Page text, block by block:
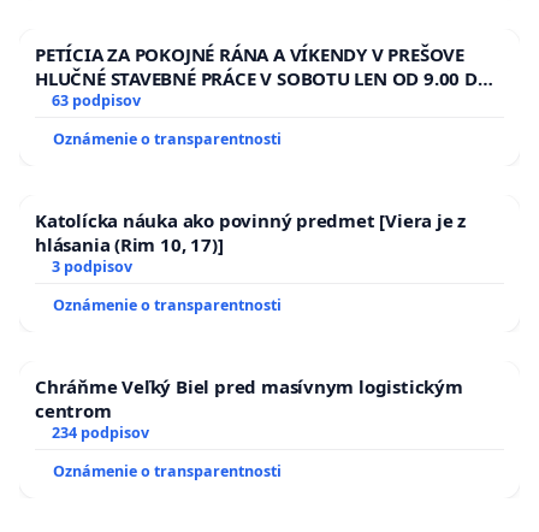
PETÍCIA ZA POKOJNÉ RÁNA A VÍKENDY V PREŠOVE
HLUČNÉ STAVEBNÉ PRÁCE V SOBOTU LEN OD 9.00 DO
13.00 HOD., CEZ PRACOVNÝ TÝŽDEŇ CIEĽ 8.00 – 18.00
ĎUMBIERSKEJ/MAGU
63 podpisov
Oznámenie o transparentnosti
Katolícka náuka ako povinný predmet [Viera je z
hlásania (Rim 10, 17)]
3 podpisov
Oznámenie o transparentnosti
Chráňme Veľký Biel pred masívnym logistickým
centrom
234 podpisov
Oznámenie o transparentnosti